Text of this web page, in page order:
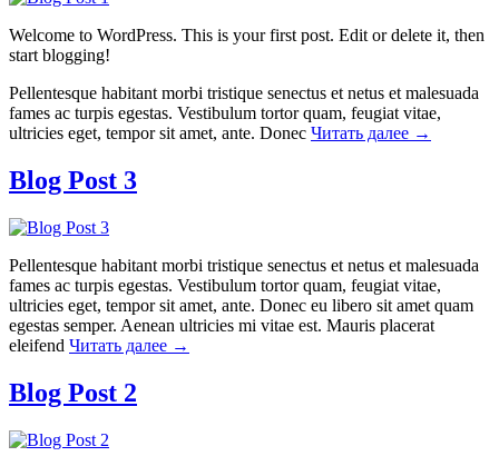
Welcome to WordPress. This is your first post. Edit or delete it, then
start blogging!
Pellentesque habitant morbi tristique senectus et netus et malesuada
fames ac turpis egestas. Vestibulum tortor quam, feugiat vitae,
ultricies eget, tempor sit amet, ante. Donec Читать далее →
Blog Post 3
Pellentesque habitant morbi tristique senectus et netus et malesuada
fames ac turpis egestas. Vestibulum tortor quam, feugiat vitae,
ultricies eget, tempor sit amet, ante. Donec eu libero sit amet quam
egestas semper. Aenean ultricies mi vitae est. Mauris placerat
eleifend Читать далее →
Blog Post 2